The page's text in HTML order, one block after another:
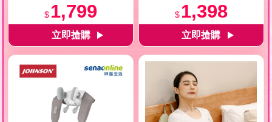
$ 1,799 $ 1,398